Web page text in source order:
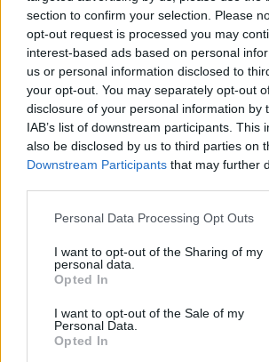
section to confirm your selection. Please
opt-out request is processed you may
interest-based ads based on personal
us or personal information disclosed to
your opt-out. You may separately opt-out
disclosure of your personal information by
IAB’s list of downstream participants. This
also be disclosed by us to third parties on
Downstream Participants that may further
Please note that this website/app uses one
not limited to your visit or usage behaviour.
grant or deny consent to Google and its
use your data for below specified purposes
consent section.
Personal Data Processing Opt Outs
I want to opt-out of the Sharing of my
personal data.
Opted In
I want to opt-out of the Sale of my
Personal Data.
Opted In
zömmel (női) test- és
néha sötétbarnát is használ -
Ananova brit hírügynökség.
Képző
AZ EMBERSÉG ÜNNEPE